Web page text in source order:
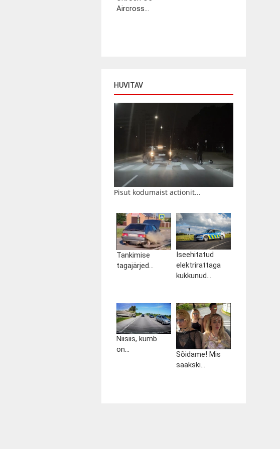
Aircross...
HUVITAV
Pisut kodumaist actionit...
Tankimise
tagajärjed...
Iseehitatud
elektrirattaga
kukkunud...
Niisiis, kumb
on...
Sõidame! Mis
saakski...